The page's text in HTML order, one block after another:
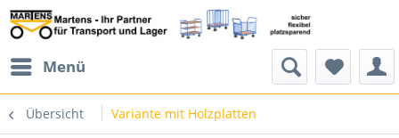
Menü
Übersicht Variante mit Holzplatten